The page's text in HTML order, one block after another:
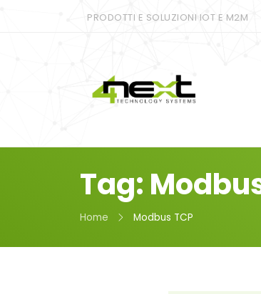
PRODOTTI E SOLUZIONI IOT E M2M
Tag:
Home Modbus TCP